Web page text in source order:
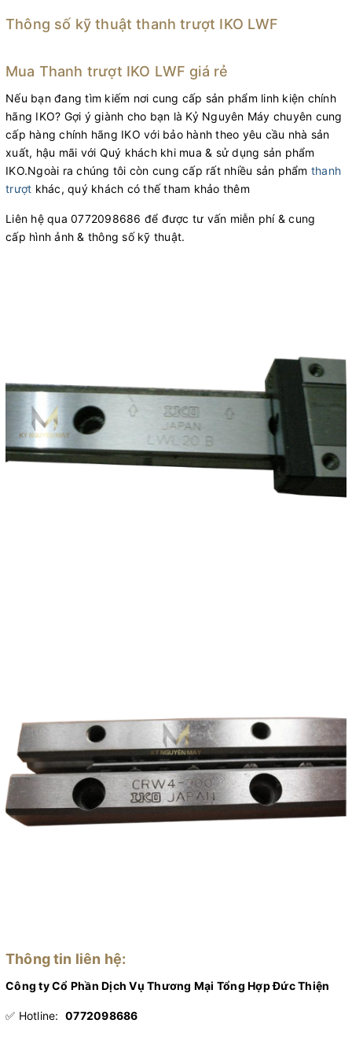
Thông số kỹ thuật thanh trượt IKO LWF
Mua Thanh trượt IKO LWF giá rẻ
Nếu bạn đang tìm kiếm nơi cung cấp sản phẩm linh kiện chính
hãng IKO? Gợi ý giành cho bạn là Kỷ Nguyên Máy chuyên cung
cấp hàng chính hãng IKO với bảo hành theo yêu cầu nhà sản
xuất, hậu mãi với Quý khách khi mua & sử dụng sản phẩm
IKO.Ngoài ra chúng tôi còn cung cấp rất nhiều sản phẩm thanh
trượt khác, quý khách có thế tham khảo thêm
Liên hệ qua 0772098686 để được tư vấn miễn phí & cung
cấp hình ảnh & thông số kỹ thuật.
Thông tin liên hệ:
Công ty Cổ Phần Dịch Vụ Thương Mại Tổng Hợp Đức Thiện
✅ Hotline: 0772098686